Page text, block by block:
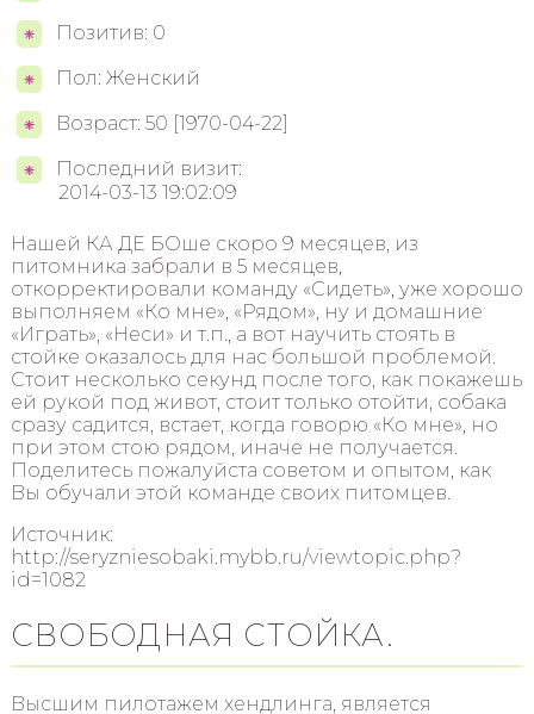
Позитив: 0
Пол: Женский
Возраст: 50 [1970-04-22]
Последний визит:
2014-03-13 19:02:09
Нашей КА ДЕ БОше скоро 9 месяцев, из
питомника забрали в 5 месяцев,
откорректировали команду «Сидеть», уже хорошо
выполняем «Ко мне», «Рядом», ну и домашние
«Играть», «Неси» и т.п., а вот научить стоять в
стойке оказалось для нас большой проблемой.
Стоит несколько секунд после того, как покажешь
ей рукой под живот, стоит только отойти, собака
сразу садится, встает, когда говорю «Ко мне», но
при этом стою рядом, иначе не получается.
Поделитесь пожалуйста советом и опытом, как
Вы обучали этой команде своих питомцев.
Источник:
http://seryzniesobaki.mybb.ru/viewtopic.php?
id=1082
СВОБОДНАЯ СТОЙКА.
Высшим пилотажем хендлинга, является